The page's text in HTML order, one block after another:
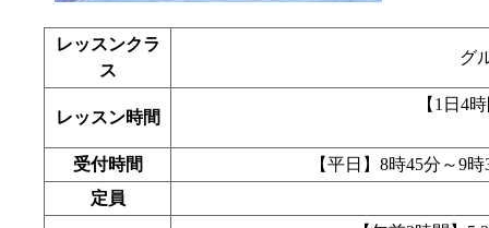
レッスンクラ
ス
グ
レッスン時間
【1日4
受付時間
【平日】8時45分～9
定員